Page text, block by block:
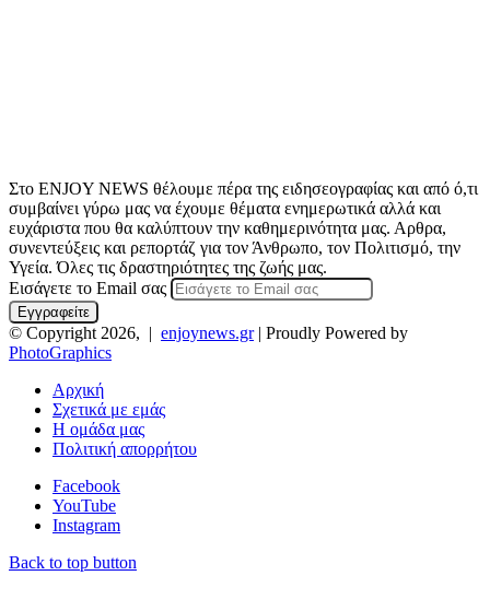
Στο ENJOY NEWS θέλουμε πέρα της ειδησεογραφίας και από ό,τι
συμβαίνει γύρω μας να έχουμε θέματα ενημερωτικά αλλά και
ευχάριστα που θα καλύπτουν την καθημερινότητα μας. Αρθρα,
συνεντεύξεις και ρεπορτάζ για τον Άνθρωπο, τον Πολιτισμό, την
Υγεία. Όλες τις δραστηριότητες της ζωής μας.
Εισάγετε το Email σας
© Copyright 2026, | enjoynews.gr| Proudly Powered by
PhotoGraphics
Αρχική
Σχετικά με εμάς
Η ομάδα μας
Πολιτική απορρήτου
Facebook
YouTube
Instagram
Back to top button